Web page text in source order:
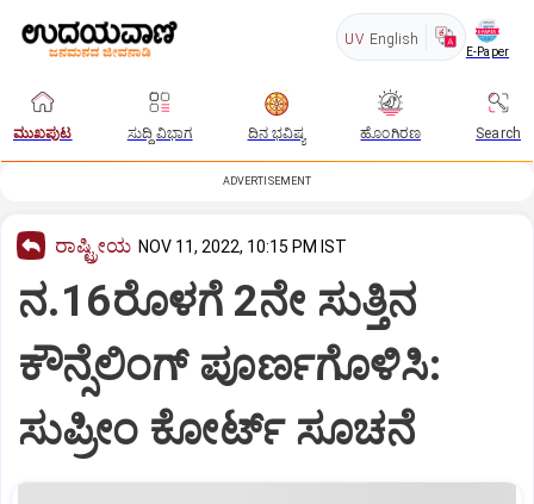
UV English
E-Paper
ಮುಖಪುಟ ಸುದ್ದಿ ವಿಭಾಗ ದಿನ ಭವಿಷ್ಯ ಹೊಂಗಿರಣ Search
ADVERTISEMENT
ರಾಷ್ಟ್ರೀಯ NOV 11, 2022, 10:15 PM IST
ನ.16ರೊಳಗೆ 2ನೇ ಸುತ್ತಿನ
ಕೌನ್ಸೆಲಿಂಗ್‌ ಪೂರ್ಣಗೊಳಿಸಿ:
ಸುಪ್ರೀಂ ಕೋರ್ಟ್‌ ಸೂಚನೆ